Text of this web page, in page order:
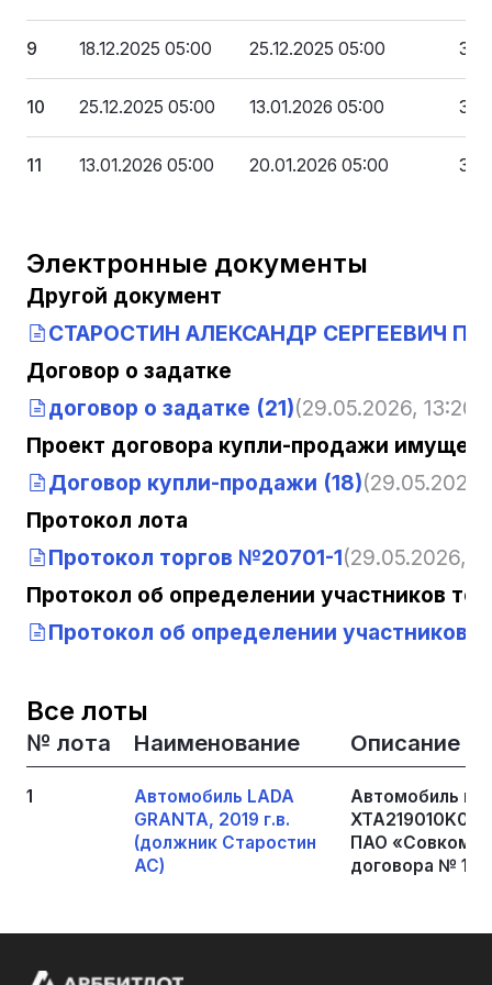
9 18.12.2025 05:00 25.12.2025 05:00
10 25.12.2025 05:00 13.01.2026 05:00
11 13.01.2026 05:00 20.01.2026 05:00
Электронные документы
Другой документ
СТАРОСТИН АЛЕКСАНДР СЕРГЕЕВИЧ
Договор о задатке
договор о задатке (21)(29.05.2026,
Проект договора купли-продажи
Договор купли-продажи (18)
Протокол лота
Протокол торгов №20701-1(29.05.2026,
Протокол об определении участников
Протокол об определении участников
Все лоты
№ лота Наименование Описание
1
Автомобиль LADA
GRANTA, 2019 г.в.
(должник Старостин
АС)
Автомобиль
ПАО
договора №